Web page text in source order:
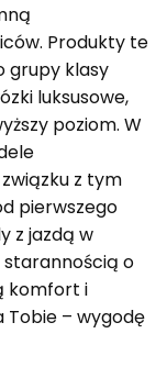
Produkty te
grupy klasy
luksusowe,
poziom. W
z tym
pierwszego
z jazdą w
starannością o
komfort i
Tobie – wygodę